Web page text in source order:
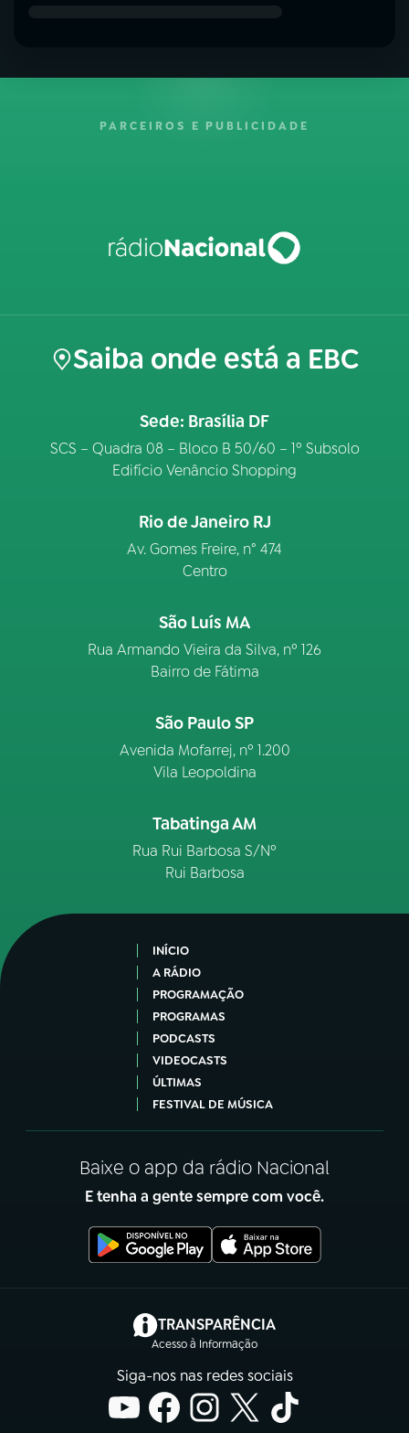
PARCEIROS E PUBLICIDADE
Saiba onde está a EBC
Sede: Brasília DF
SCS – Quadra 08 – Bloco B 50/60 – 1º Subsolo
Edifício Venâncio Shopping
Rio de Janeiro RJ
Av. Gomes Freire, n° 474
Centro
São Luís MA
Rua Armando Vieira da Silva, nº 126
Bairro de Fátima
São Paulo SP
Avenida Mofarrej, nº 1.200
Vila Leopoldina
Tabatinga AM
Rua Rui Barbosa S/Nº
Rui Barbosa
INÍCIO
A RÁDIO
PROGRAMAÇÃO
PROGRAMAS
PODCASTS
VIDEOCASTS
ÚLTIMAS
FESTIVAL DE MÚSICA
Baixe o app da rádio Nacional
E tenha a gente sempre com você.
TRANSPARÊNCIA
Acesso à Informação
(abre em nova aba)
Siga-nos nas redes sociais